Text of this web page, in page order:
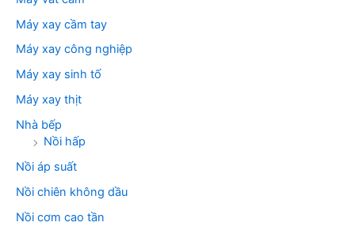
Máy xay cầm tay
Máy xay công nghiệp
Máy xay sinh tố
Máy xay thịt
Nhà bếp
Nồi hấp
Nồi áp suất
Nồi chiên không dầu
Nồi cơm cao tần